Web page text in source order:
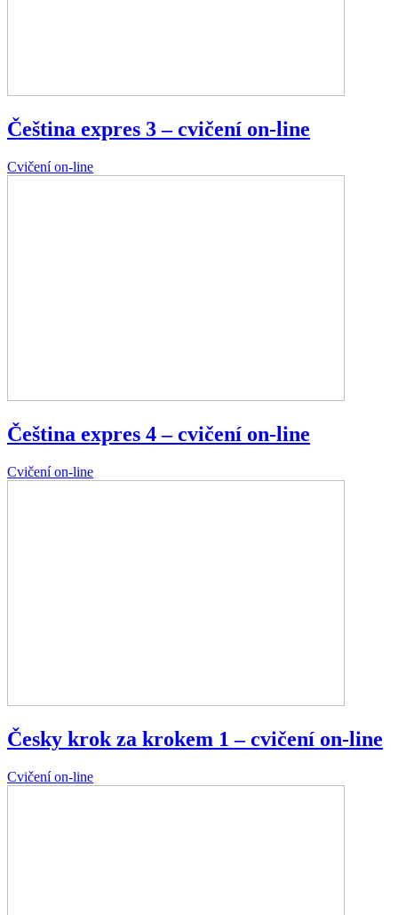
Čeština expres 3 – cvičení on-line
Cvičení on-line
Čeština expres 4 – cvičení on-line
Cvičení on-line
Česky krok za krokem 1 – cvičení on-line
Cvičení on-line